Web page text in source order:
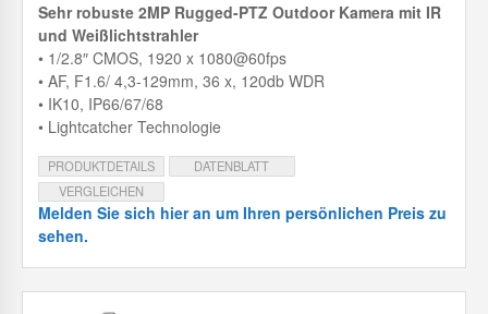
Sehr robuste 2MP Rugged-PTZ Outdoor Kamera mit IR
und Weißlichtstrahler
• 1/2.8″ CMOS, 1920 x 1080@60fps
• AF, F1.6/ 4,3-129mm, 36 x, 120db WDR
• IK10, IP66/67/68
• Lightcatcher Technologie
PRODUKTDETAILS
DATENBLATT
VERGLEICHEN
Melden Sie sich hier an um Ihren persönlichen Preis zu
sehen.